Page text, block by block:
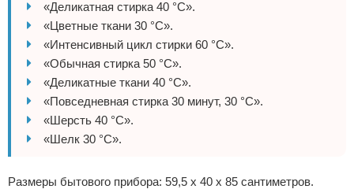
«Деликатная стирка 40 °С».
«Цветные ткани 30 °С».
«Интенсивный цикл стирки 60 °С».
«Обычная стирка 50 °С».
«Деликатные ткани 40 °С».
«Повседневная стирка 30 минут, 30 °С».
«Шерсть 40 °С».
«Шелк 30 °С».
Размеры бытового прибора: 59,5 х 40 х 85 сантиметров.